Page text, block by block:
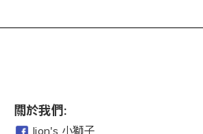
關於我們:
lion's 小獅子